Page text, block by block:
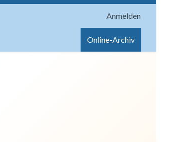
Anmelden
Online-Archiv